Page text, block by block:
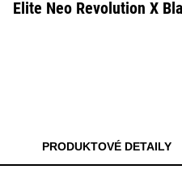
Elite Neo Revolution X
PRODUKTOVÉ DETAILY